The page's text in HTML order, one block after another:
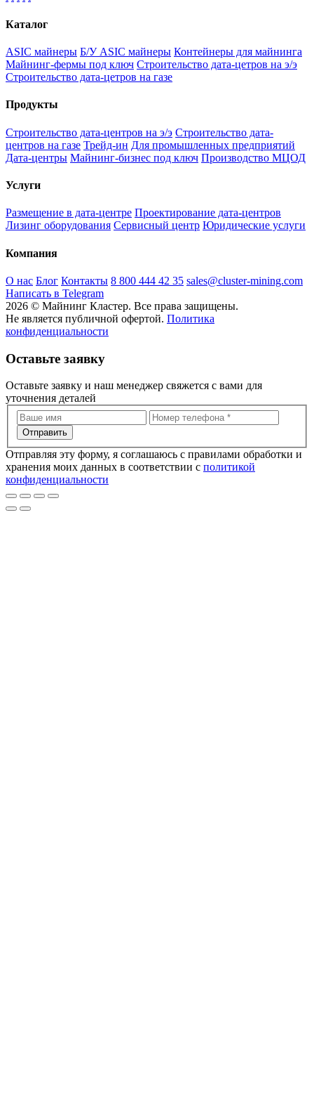
Каталог
ASIC майнеры Б/У ASIC майнеры Контейнеры для майнинга
Майнинг-фермы под ключ Строительство дата-цетров на э/э
Строительство дата-цетров на газе
Продукты
Строительство дата-центров на э/э Строительство дата-
центров на газе Трейд-ин Для промышленных предприятий
Дата-центры Майнинг-бизнес под ключ Производство МЦОД
Услуги
Размещение в дата-центре Проектирование дата-центров
Лизинг оборудования Сервисный центр Юридические услуги
Компания
О нас Блог Контакты 8 800 444 42 35 sales@cluster-mining.com
Написать в Telegram
2026 © Майнинг Кластер. Все права защищены.
Не является публичной офертой. Политика
конфиденциальности
Оставьте заявку
Оставьте заявку и наш менеджер свяжется с вами для
уточнения деталей
Отправить
Отправляя эту форму, я соглашаюсь с правилами обработки и
хранения моих данных в соответствии с политикой
конфиденциальности